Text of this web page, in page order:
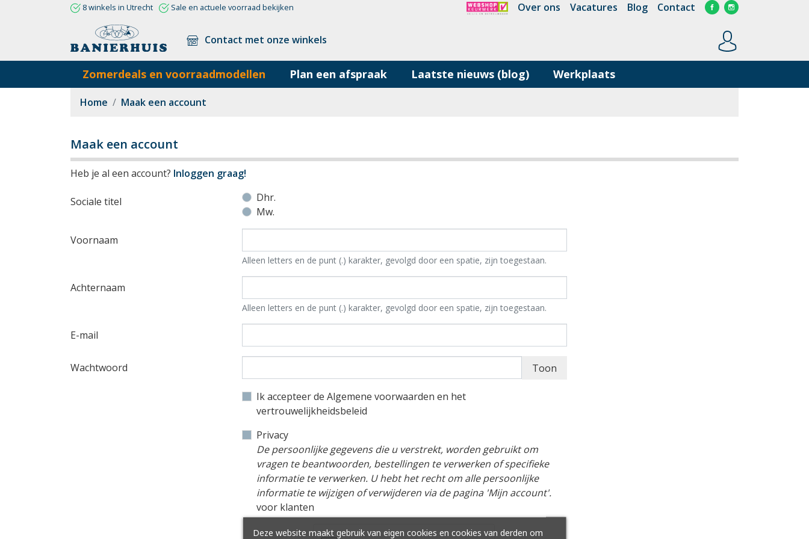
8 winkels in Utrecht Sale en actuele voorraad bekijken Over ons Vacatures Blog Contact
Contact met onze winkels
Zomerdeals en voorraadmodellen Plan een afspraak Laatste nieuws (blog) Werkplaats
Home Maak een account
Maak een account
Heb je al een account? Inloggen graag!
Sociale titel
Dhr.
Mw.
Voornaam
Alleen letters en de punt (.) karakter, gevolgd door een spatie, zijn toegestaan.
Achternaam
Alleen letters en de punt (.) karakter, gevolgd door een spatie, zijn toegestaan.
E-mail
Wachtwoord Toon
Ik accepteer de Algemene voorwaarden en het
vertrouwelijkheidsbeleid
Privacy
De persoonlijke gegevens die u verstrekt, worden gebruikt om
vragen te beantwoorden, bestellingen te verwerken of specifieke
informatie te verwerken. U hebt het recht om alle persoonlijke
informatie te wijzigen of verwijderen via de pagina 'Mijn account'.
voor klanten
Deze website maakt gebruik van eigen cookies en cookies van derden om